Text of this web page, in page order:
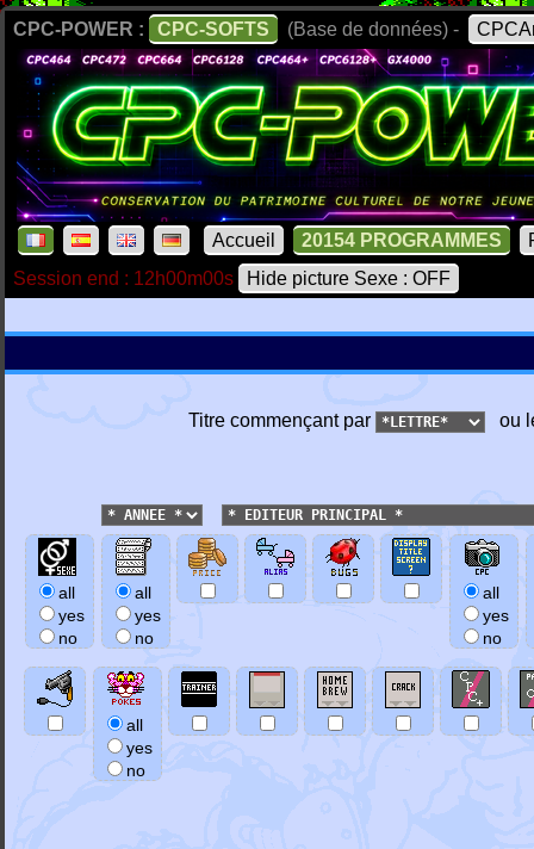
CPC-POWER : CPC-SOFTS (Base de données) -
Accueil 20154 PROGRAMMES
Session end : 12h00m00s
Hide picture Sexe : OFF
Titre commençant par ou
all
yes
no
all
yes
no
all
yes
no
all
yes
no